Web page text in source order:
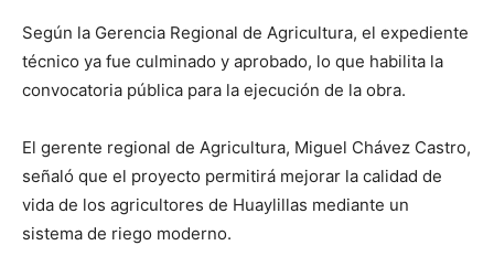
Según la Gerencia Regional de Agricultura, el expediente
técnico ya fue culminado y aprobado, lo que habilita la
convocatoria pública para la ejecución de la obra.
El gerente regional de Agricultura, Miguel Chávez Castro,
señaló que el proyecto permitirá mejorar la calidad de
vida de los agricultores de Huaylillas mediante un
sistema de riego moderno.